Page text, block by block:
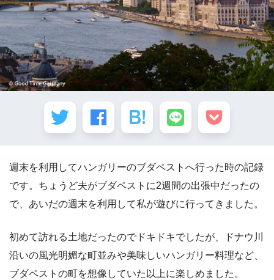
週末を利用してハンガリーのブダペストへ行った時の記録
です。ちょうど夫がブダペストに2週間の出張中だったの
で、あいだの週末を利用して私が遊びに行ってきました。
初めて訪れる土地だったのでドキドキでしたが、ドナウ川
沿いの風光明媚な町並みや美味しいハンガリー料理など、
ブダペストの町を想像していた以上に楽しめました。